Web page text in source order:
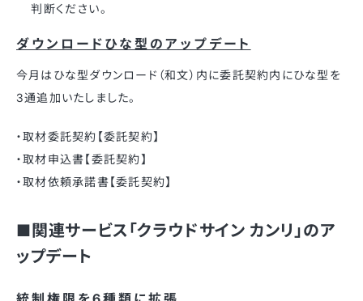
判断ください。
ダウンロードひな型のアップデート
今月はひな型ダウンロード（和文）内に委託契約内にひな型を
3通追加いたしました。
・取材委託契約【委託契約】
・取材申込書【委託契約】
・取材依頼承諾書【委託契約】
■関連サービス「クラウドサイン カンリ」のア
ップデート